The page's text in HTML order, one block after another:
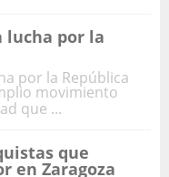
lucha por la
por la República
movimiento
que ...
que
en Zaragoza